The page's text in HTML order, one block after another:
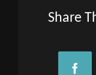
Share